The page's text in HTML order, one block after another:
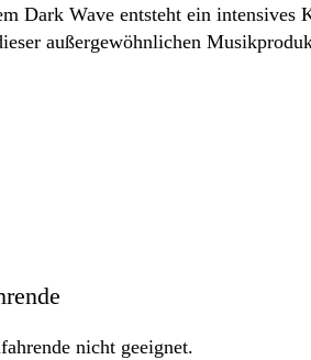
Dark Wave entsteht ein
außergewöhnlichen
nicht geeignet.